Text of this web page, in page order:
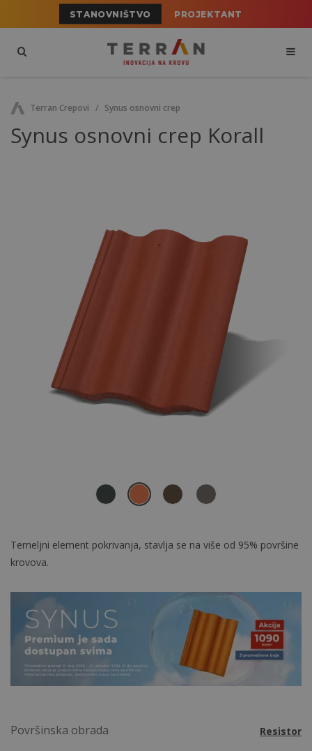
STANOVNIŠTVO PROJEKTANT
Terran Crepovi Synus osnovni crep
Synus osnovni crep Korall
Temeljni element pokrivanja, stavlja se na više od 95% površine
krovova.
Površinska obrada Resistor